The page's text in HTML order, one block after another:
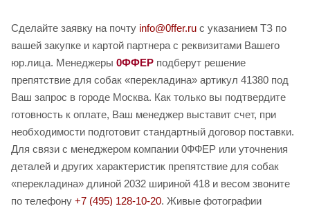
Сделайте заявку на почту info@0ffer.ru с указанием ТЗ по
вашей закупке и картой партнера с реквизитами Вашего
юр.лица. Менеджеры 0ФФЕР подберут решение
препятствие для собак «перекладина» артикул 41380 под
Ваш запрос в городе Москва. Как только вы подтвердите
готовность к оплате, Ваш менеджер выставит счет, при
необходимости подготовит стандартный договор поставки.
Для связи с менеджером компании 0ФФЕР или уточнения
деталей и других характеристик препятствие для собак
«перекладина» длиной 2032 шириной 418 и весом звоните
по телефону +7 (495) 128-10-20. Живые фотографии